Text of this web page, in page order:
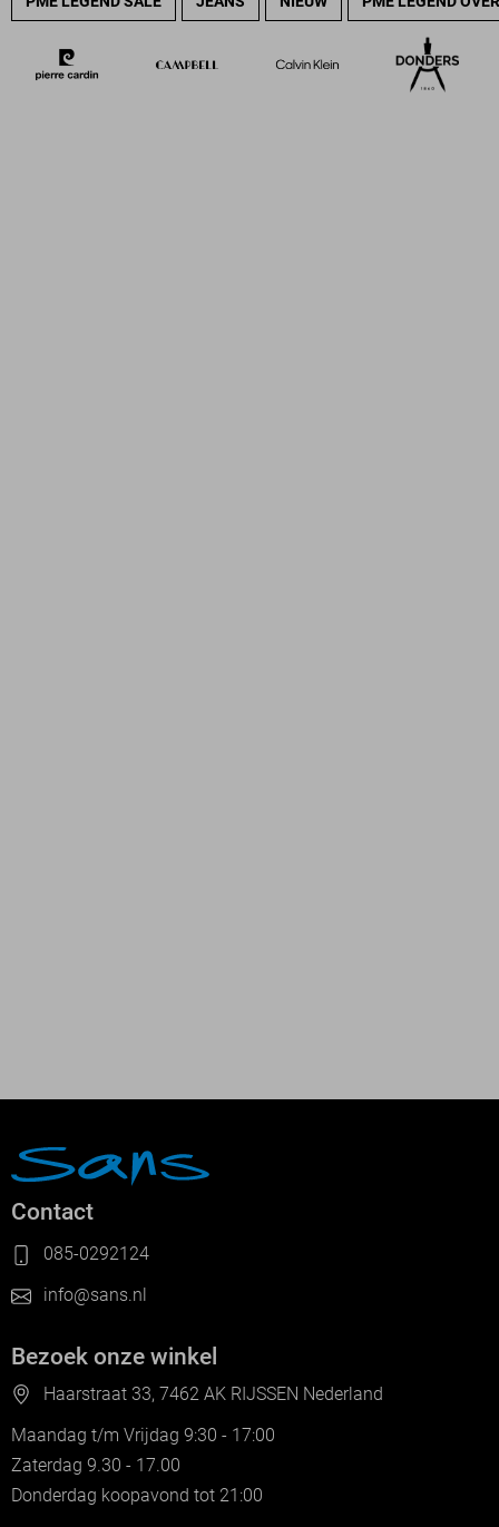
Contact
085-0292124
info@sans.nl
Bezoek onze winkel
Haarstraat 33, 7462 AK RIJSSEN Nederland
Maandag t/m Vrijdag 9:30 - 17:00
Zaterdag 9.30 - 17.00
Donderdag koopavond tot 21:00